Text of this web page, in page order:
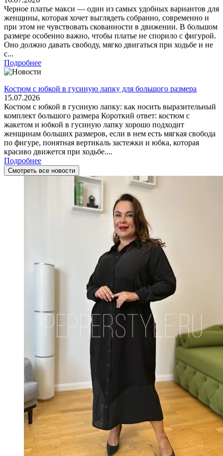
Черное платье макси — один из самых удобных вариантов для
женщины, которая хочет выглядеть собранно, современно и
при этом не чувствовать скованности в движении. В большом
размере особенно важно, чтобы платье не спорило с фигурой.
Оно должно давать свободу, мягко двигаться при ходьбе и не
с...
Подробнее
Костюм с юбкой в гусиную лапку для большого размера
15.07.2026
Костюм с юбкой в гусиную лапку: как носить выразительный
комплект большого размера Короткий ответ: костюм с
жакетом и юбкой в гусиную лапку хорошо подходит
женщинам больших размеров, если в нем есть мягкая свобода
по фигуре, понятная вертикаль застежки и юбка, которая
красиво движется при ходьбе....
Подробнее
Смотреть все новости